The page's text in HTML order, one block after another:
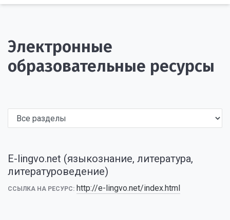
Электронные
образовательные ресурсы
E-lingvo.net (языкознание, литература,
литературоведение)
ССЫЛКА НА РЕСУРС: http://e-lingvo.net/index.html